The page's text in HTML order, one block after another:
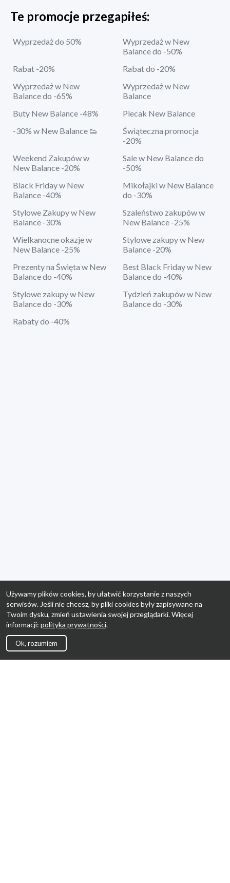
Te promocje przegapiłeś:
Wyprzedaż do 50%
Wyprzedaż w New
Balance do -50%
Rabat -20%
Rabat do -20%
Wyprzedaż w New
Balance do -65%
Wyprzedaż w New
Balance
Buty New Balance -48%
Plecak New Balance
-30% w New Balance 👟
Świąteczna promocja
-20%
Weekend Zakupów w
New Balance -20%
Sale w New Balance do
-50%
Black Friday w New
Balance -40%
Mikołajki w New Balance
do -30%
Stylowe Zakupy w New
Balance -30%
Szaleństwo zakupów w
New Balance -25%
Wielkanocne okazje w
New Balance -25%
Stylowe zakupy w New
Balance -20%
Prezenty na Święta w New
Balance do -40%
Best Black Friday w New
Balance do -40%
Stylowe zakupy w New
Balance do -30%
Tydzień zakupów w New
Balance do -30%
Rabaty do -40%
Używamy plików cookies, by ułatwić korzystanie z naszych
serwisów. Jeśli nie chcesz, by pliki cookies były zapisywane na
Twoim dysku, zmień ustawienia swojej przeglądarki. Więcej
informacji: polityka prywatności.
Ok, rozumiem